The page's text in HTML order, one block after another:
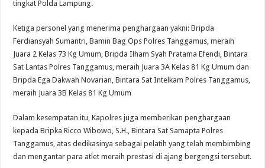
tingkat Polda Lampung.
Ketiga personel yang menerima penghargaan yakni: Bripda
Ferdiansyah Sumantri, Bamin Bag Ops Polres Tanggamus, meraih
Juara 2 Kelas 73 Kg Umum, Bripda Ilham Syah Pratama Efendi, Bintara
Sat Lantas Polres Tanggamus, meraih Juara 3A Kelas 81 Kg Umum dan
Bripda Ega Dakwah Novarian, Bintara Sat Intelkam Polres Tanggamus,
meraih Juara 3B Kelas 81 Kg Umum
Dalam kesempatan itu, Kapolres juga memberikan penghargaan
kepada Bripka Ricco Wibowo, S.H., Bintara Sat Samapta Polres
Tanggamus, atas dedikasinya sebagai pelatih yang telah membimbing
dan mengantar para atlet meraih prestasi di ajang bergengsi tersebut.